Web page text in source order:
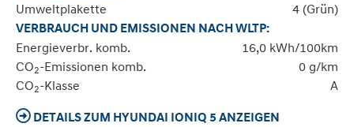
Umweltplakette
4 (Grün)
VERBRAUCH UND EMISSIONEN NACH WLTP:
Energieverbr. komb.
16,0 kWh/100km
CO2-Emissionen komb.
0 g/km
CO2-Klasse A
DETAILS ZUM HYUNDAI IONIQ 5 ANZEIGEN